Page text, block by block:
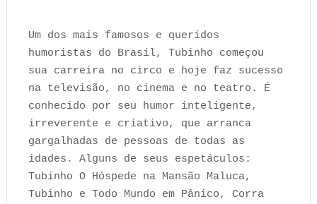
Um dos mais famosos e queridos
humoristas do Brasil, Tubinho começou
sua carreira no circo e hoje faz sucesso
na televisão, no cinema e no teatro. É
conhecido por seu humor inteligente,
irreverente e criativo, que arranca
gargalhadas de pessoas de todas as
idades. Alguns de seus espetáculos:
Tubinho O Hóspede na Mansão Maluca,
Tubinho e Todo Mundo em Pânico, Corra